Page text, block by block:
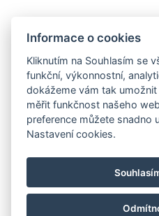
náměstí T.G.Masaryka
Labem
+420 774 591 477
Facebook
Informace o cookies
Kliknutím na Souhlasím se
funkční, výkonnostní,
dokážeme vám tak
měřit funkčnost našeho
preference můžete snadno
Nastavení cookies.